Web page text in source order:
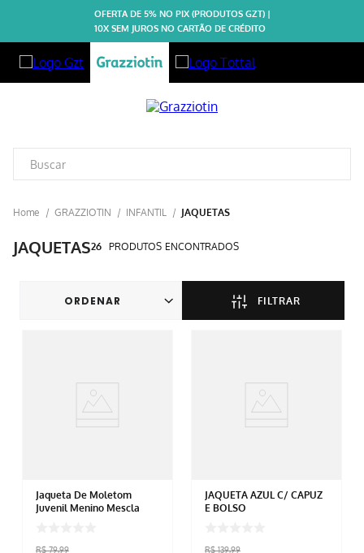
OFERTA DE 5% NO PIX (PRODUTOS GZT) |
10X SEM JUROS NO CARTÃO DE CRÉDITO
GRAZZIOTIN INFANTIL JAQUETAS
JAQUETAS26 PRODUTOS
FILTRAR
Jaqueta De Moletom
Juvenil Menino Mescla
R$ 79,99
JAQUETA AZUL C/ CAPUZ
E BOLSO
R$ 139,99